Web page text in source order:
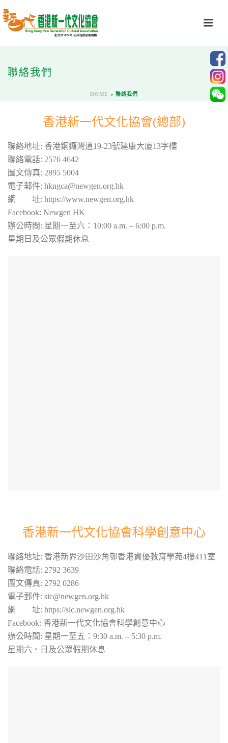
聯絡我們
HOME » 聯絡我們
香港新一代文化協會(總部)
聯絡地址: 香港銅鑼灣道19-23號建康大廈13字樓
聯絡電話: 2576 4642
圖文傳真: 2895 5004
電子郵件: hkngca@newgen.org.hk
網 址: https://www.newgen.org.hk
Facebook: Newgen HK
辦公時間: 星期一至六：10:00 a.m. – 6:00 p.m.
星期日及公眾假期休息
香港新一代文化協會科學創意中心
聯絡地址: 香港新界沙田沙角邨香港資優教育學苑4樓411室
聯絡電話: 2792 3639
圖文傳真: 2792 0286
電子郵件: sic@newgen.org.hk
網 址: https://sic.newgen.org.hk
Facebook: 香港新一代文化協會科學創意中心
辦公時間: 星期一至五：9:30 a.m. – 5:30 p.m.
星期六、日及公眾假期休息